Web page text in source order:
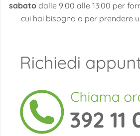
sabatodalle 9:00 alle 13:00 per
cui hai bisogno o per prendere